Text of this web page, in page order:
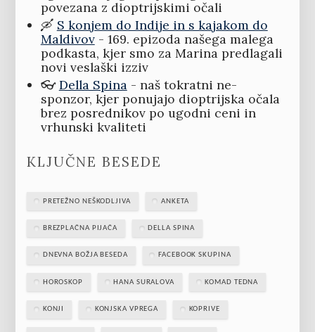
povezana z dioptrijskimi očali
🛶 S konjem do Indije in s kajakom do
Maldivov- 169. epizoda našega malega
podkasta, kjer smo za Marina predlagali
novi veslaški izziv
👓 Della Spina- naš tokratni ne-
sponzor, kjer ponujajo dioptrijska očala
brez posrednikov po ugodni ceni in
vrhunski kvaliteti
KLJUČNE BESEDE
PRETEŽNO NEŠKODLJIVA ANKETA
BREZPLAČNA PIJAČA DELLA SPINA
DNEVNA BOŽJA BESEDA FACEBOOK SKUPINA
HOROSKOP HANA SURALOVA KOMAD TEDNA
KONJI KONJSKA VPREGA KOPRIVE